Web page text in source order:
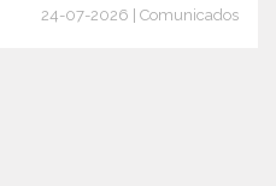
24-07-2026 | Comunicados